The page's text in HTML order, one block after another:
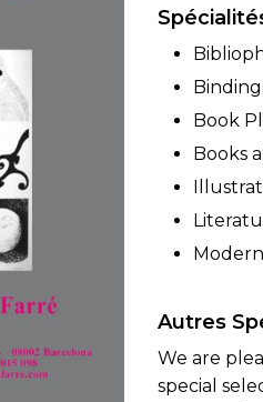
Book
Books
Autres
We are
special